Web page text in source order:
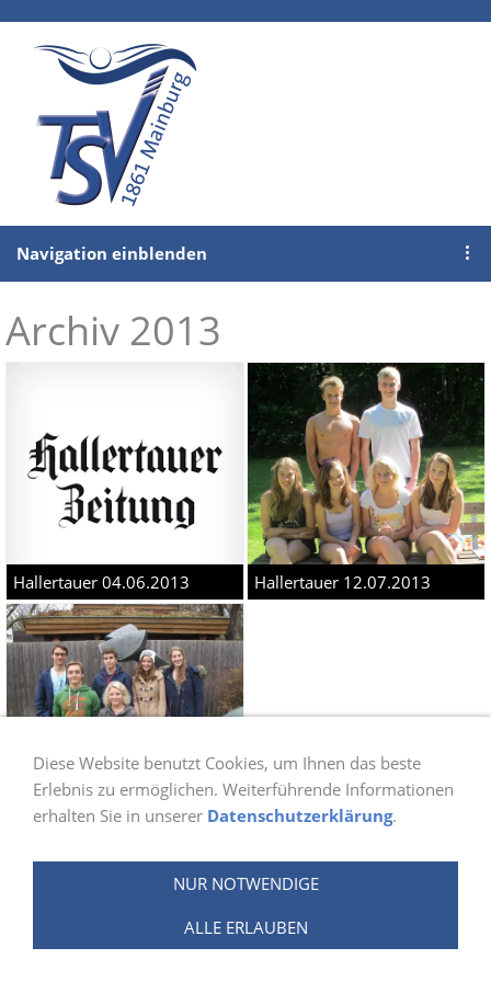
Navigation einblenden
Archiv 2013
Hallertauer 04.06.2013 Hallertauer 12.07.2013
Hallertauer 11.12.2013
Diese Website benutzt Cookies, um Ihnen das beste
Erlebnis zu ermöglichen. Weiterführende Informationen
erhalten Sie in unserer Datenschutzerklärung.
NUR NOTWENDIGE
ALLE ERLAUBEN